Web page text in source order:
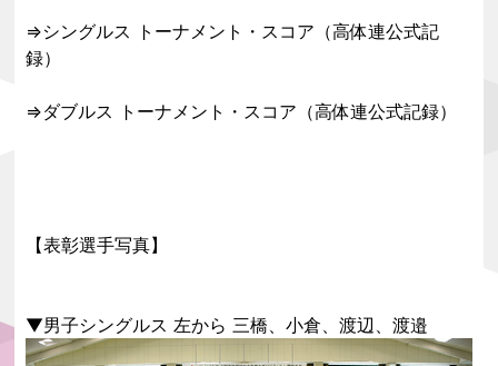
⇒シングルス トーナメント・スコア（高体連公式記
録）
⇒ダブルス トーナメント・スコア（高体連公式記録）
【表彰選手写真】
▼男子シングルス 左から 三橋、小倉、渡辺、渡邉